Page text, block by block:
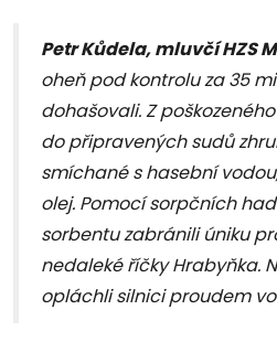
Petr Kůdela, mluvčí HZS
oheň pod kontrolu za 35
dohašovali. Z
do připravených sudů
smíchané s hasební
olej. Pomocí sorpčních
sorbentu zabránili úniku
nedaleké říčky Hrabyňka.
opláchli silnici proudem